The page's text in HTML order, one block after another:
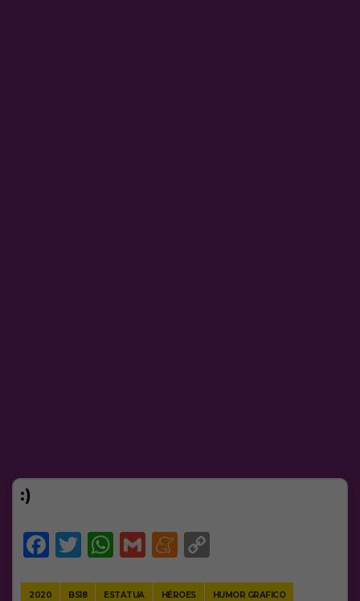
:)
Facebook
Twitter
WhatsApp
GmailMeneame
2020 BS18 ESTATUA HÉROES HUMOR GRAFICO